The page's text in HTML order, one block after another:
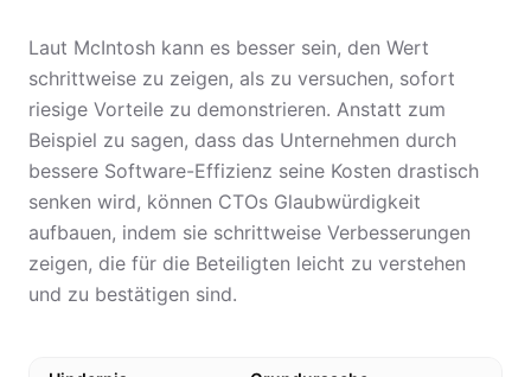
Laut McIntosh kann es besser sein, den Wert
schrittweise zu zeigen, als zu versuchen, sofort
riesige Vorteile zu demonstrieren. Anstatt zum
Beispiel zu sagen, dass das Unternehmen durch
bessere Software-Effizienz seine Kosten drastisch
senken wird, können CTOs Glaubwürdigkeit
aufbauen, indem sie schrittweise Verbesserungen
zeigen, die für die Beteiligten leicht zu verstehen
und zu bestätigen sind.